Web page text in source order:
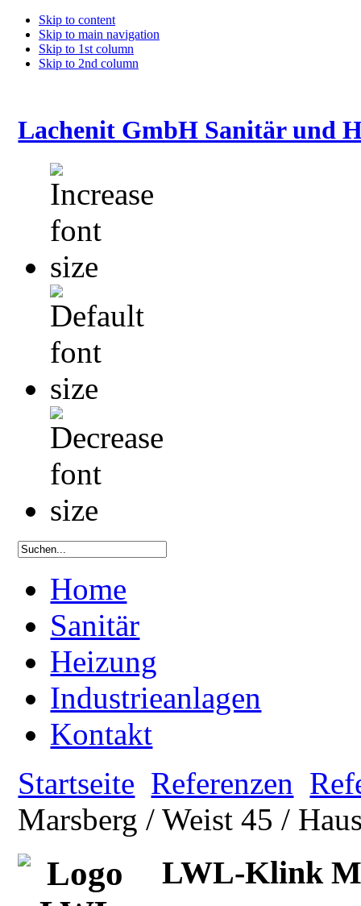
Skip to content
Skip to main navigation
Skip to 1st column
Skip to 2nd column
Lachenit GmbH Sanitär und
Home
Sanitär
Heizung
Industrieanlagen
Kontakt
Startseite Referenzen
Marsberg / Weist 45 /
LWL-Klink